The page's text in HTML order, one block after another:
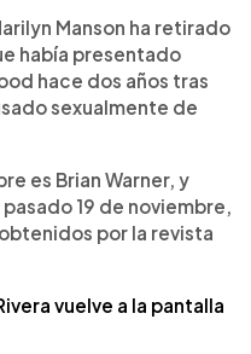
Manson ha retirado
había presentado
hace dos años tras
sexualmente de
es Brian Warner, y
19 de noviembre,
por la revista
vuelve a la pantalla